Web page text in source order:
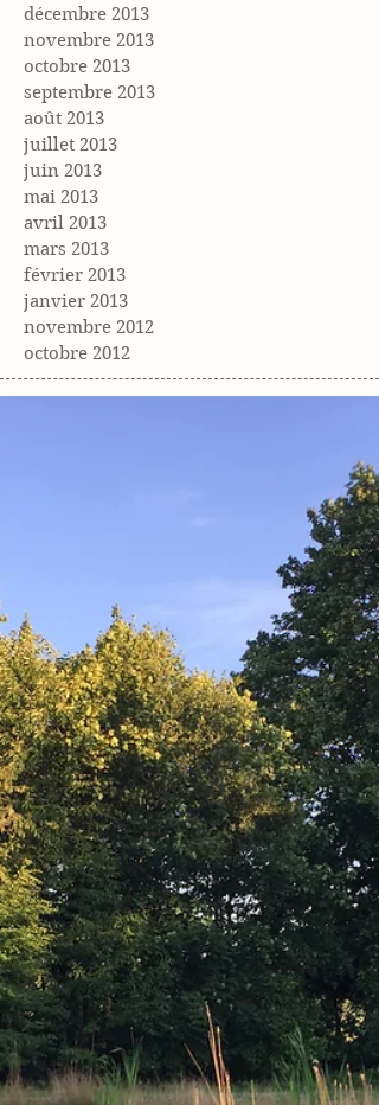
décembre 2013
novembre 2013
octobre 2013
septembre 2013
août 2013
juillet 2013
juin 2013
mai 2013
avril 2013
mars 2013
février 2013
janvier 2013
novembre 2012
octobre 2012